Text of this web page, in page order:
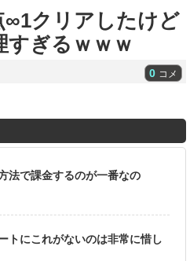
∞1クリアしたけど
すぎるｗｗｗ
0 コメ
法で課金するのが一番なの
トにこれがないのは非常に惜し